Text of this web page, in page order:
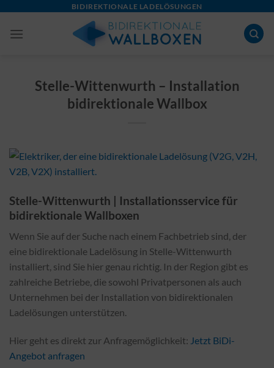
content
BIDIREKTIONALE LADELÖSUNGEN
Stelle-Wittenwurth – Installation
bidirektionale Wallbox
Stelle-Wittenwurth | Installationsservice für
bidirektionale Wallboxen
Wenn Sie auf der Suche nach einem Fachbetrieb sind, der
eine bidirektionale Ladelösung in Stelle-Wittenwurth
installiert, sind Sie hier genau richtig. In der Region gibt es
zahlreiche Betriebe, die sowohl Privatpersonen als auch
Unternehmen bei der Installation von bidirektionalen
Ladelösungen unterstützen.
Hier geht es direkt zur Anfragemöglichkeit: Jetzt BiDi-
Angebot anfragen